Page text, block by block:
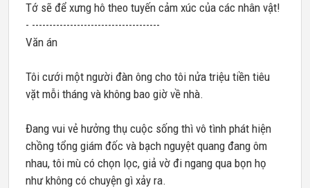
Tớ sẽ để xưng hô theo tuyến cảm xúc của các nhân vật!
- -------------------------------------
Văn án
Tôi cưới một người đàn ông cho tôi nửa triệu tiền tiêu
vặt mỗi tháng và không bao giờ về nhà.
Đang vui vẻ hưởng thụ cuộc sống thì vô tình phát hiện
chồng tổng giám đốc và bạch nguyệt quang đang ôm
nhau, tôi mù có chọn lọc, giả vờ đi ngang qua bọn họ
như không có chuyện gì xảy ra.